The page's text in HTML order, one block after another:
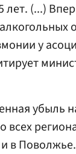
(...)
у
убыль
в